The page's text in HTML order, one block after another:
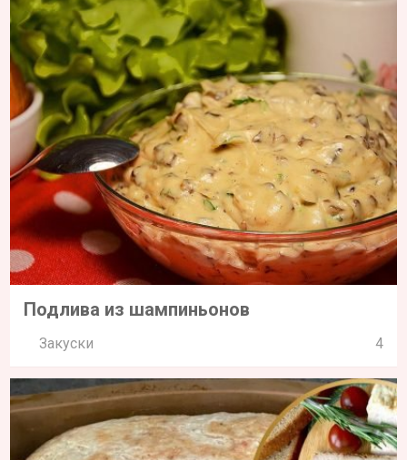
Подлива из шампиньонов
Закуски 4